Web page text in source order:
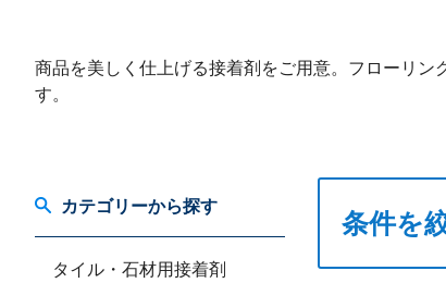
商品を美しく仕上げる接着剤をご用意。フローリ
す。
カテゴリーから探す
タイル・石材用接着剤
条件を